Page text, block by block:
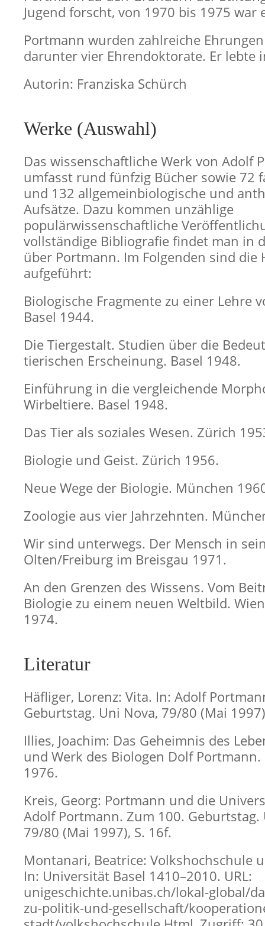
Jugend forscht, von 1970 bis 1975 war
Portmann wurden zahlreiche
darunter vier Ehrendoktorate. Er lebte
Autorin: Franziska Schürch
Werke (Auswahl)
Das wissenschaftliche Werk von Adolf
umfasst rund fünfzig Bücher sowie 72
und 132 allgemeinbiologische und
Aufsätze. Dazu kommen unzählige
populärwissenschaftliche
vollständige Bibliografie findet man in
über Portmann. Im Folgenden sind die
aufgeführt:
Biologische Fragmente zu einer Lehre
Basel 1944.
Die Tiergestalt. Studien über die
tierischen Erscheinung. Basel 1948.
Einführung in die vergleichende
Wirbeltiere. Basel 1948.
Das Tier als soziales Wesen. Zürich
Biologie und Geist. Zürich 1956.
Neue Wege der Biologie. München
Zoologie aus vier Jahrzehnten.
Wir sind unterwegs. Der Mensch in
Olten/Freiburg im Breisgau 1971.
An den Grenzen des Wissens. Vom
Biologie zu einem neuen Weltbild.
1974.
Literatur
Häfliger, Lorenz: Vita. In: Adolf
Geburtstag. Uni Nova, 79/80 (Mai
Illies, Joachim: Das Geheimnis des
und Werk des Biologen Dolf
1976.
Kreis, Georg: Portmann und die
Adolf Portmann. Zum 100. Geburtstag.
79/80 (Mai 1997), S. 16f.
Montanari, Beatrice: Volkshochschule
In: Universität Basel 1410–2010. URL:
unigeschichte.unibas.ch/lokal-global/
zu-politik-und-gesellschaft/